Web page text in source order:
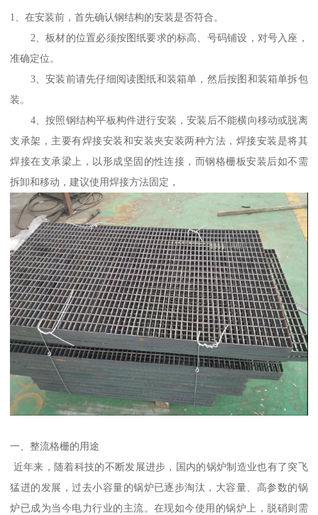
1、在安装前，首先确认钢结构的安装是否符合。
2、板材的位置必须按图纸要求的标高、号码铺设，对号入座，
准确定位。
3、安装前请先仔细阅读图纸和装箱单，然后按图和装箱单拆包
装。
4、按照钢结构平板构件进行安装，安装后不能横向移动或脱离
支承架，主要有焊接安装和安装夹安装两种方法，焊接安装是将其
焊接在支承梁上，以形成坚固的性连接，而钢格栅板安装后如不需
拆卸和移动，建议使用焊接方法固定，
一、整流格栅的用途
近年来，随着科技的不断发展进步，国内的锅炉制造业也有了突飞
猛进的发展，过去小容量的锅炉已逐步淘汰，大容量、高参数的锅
炉已成为当今电力行业的主流。在现如今使用的锅炉上，脱硝则需